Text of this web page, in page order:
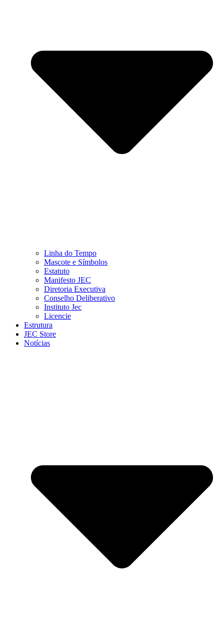
Linha do Tempo
Mascote e Símbolos
Estatuto
Manifesto JEC
Diretoria Executiva
Conselho Deliberativo
Instituto Jec
Licencie
Estrutura
JEC Store
Notícias